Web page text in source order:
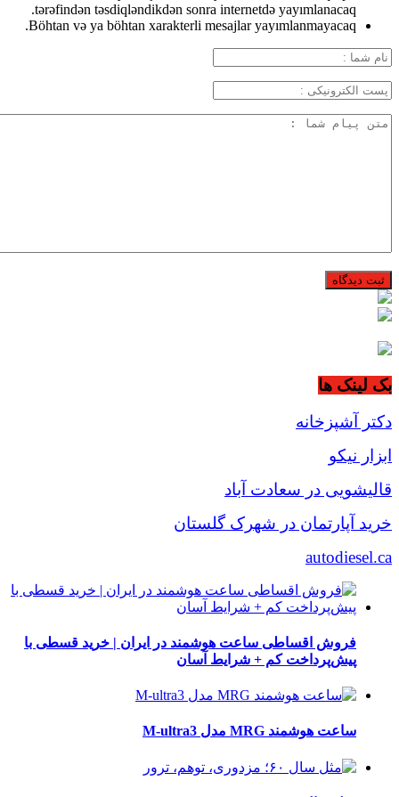
tərəfindən təsdiqləndikdən sonra internetdə yayımlanacaq.
Böhtan və ya böhtan xarakterli mesajlar yayımlanmayacaq.
بک لینک ها
دکتر آشپزخانه
ابزار نیکو
قالیشویی در سعادت آباد
خرید آپارتمان در شهرک گلستان
autodiesel.ca
فروش اقساطی ساعت هوشمند در ایران | خرید قسطی با
پیش‌پرداخت کم + شرایط آسان
ساعت هوشمند MRG مدل M-ultra3